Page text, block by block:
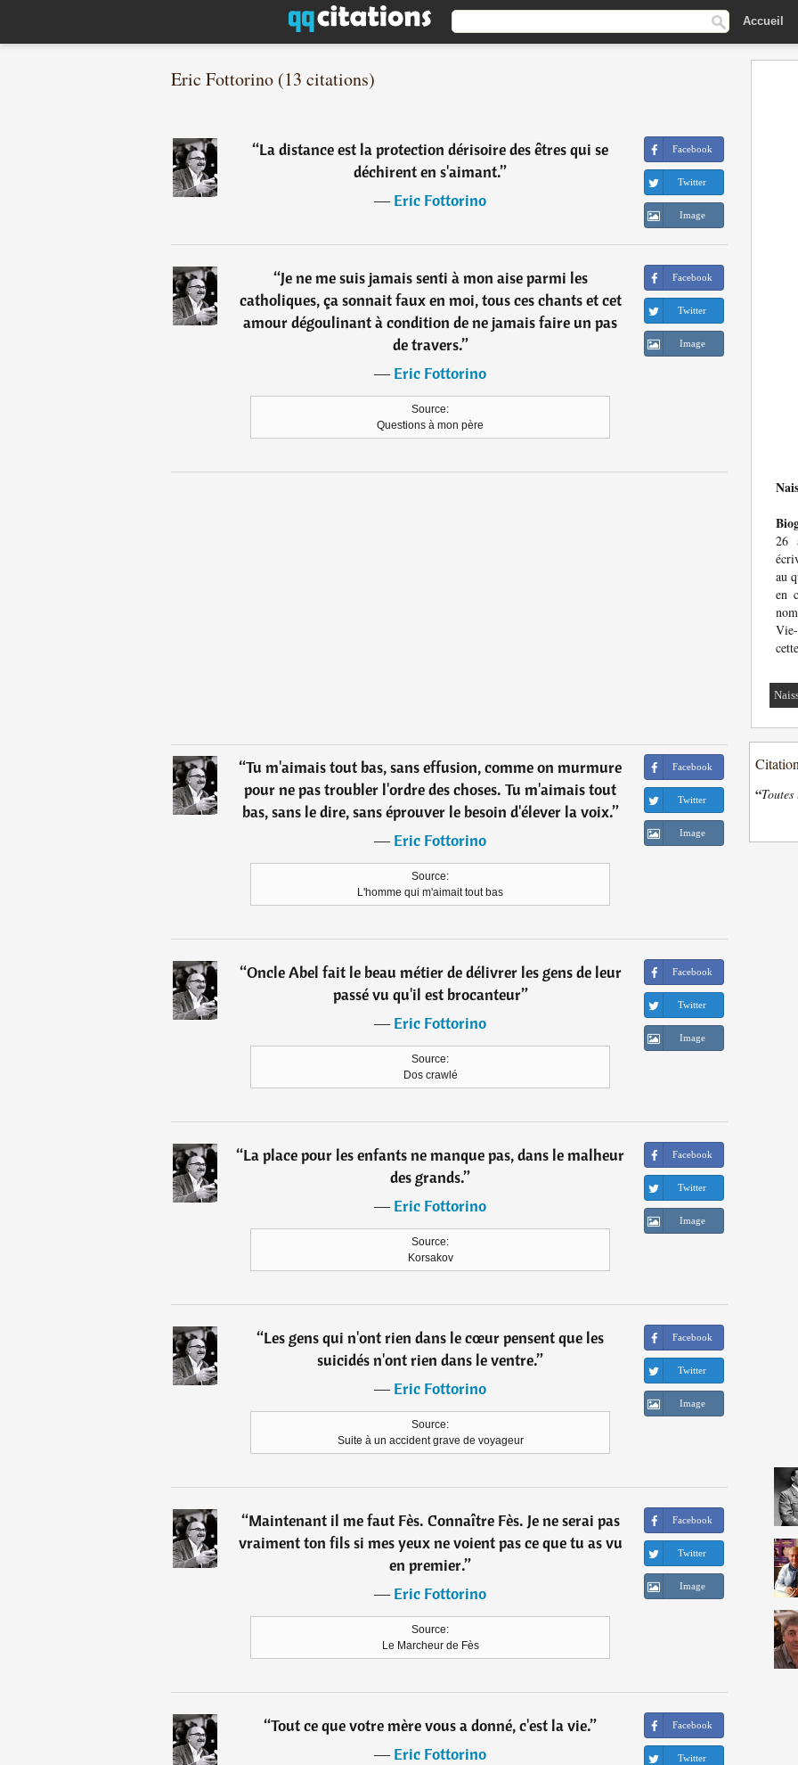
Accueil
Eric Fottorino (13 citations)
“La distance est la protection dérisoire des êtres qui se
déchirent en s'aimant.”
―Eric Fottorino
Facebook
Twitter
Image
“Je ne me suis jamais senti à mon aise parmi les
catholiques, ça sonnait faux en moi, tous ces chants et cet
amour dégoulinant à condition de ne jamais faire un pas
de travers.”
―Eric Fottorino
Source:
Questions à mon père
Facebook
Twitter
Image
“Tu m'aimais tout bas, sans effusion, comme on murmure
pour ne pas troubler l'ordre des choses. Tu m'aimais tout
bas, sans le dire, sans éprouver le besoin d'élever la voix.”
―Eric Fottorino
Source:
L'homme qui m'aimait tout bas
Facebook
Twitter
Image
“Oncle Abel fait le beau métier de délivrer les gens de leur
passé vu qu'il est brocanteur”
―Eric Fottorino
Source:
Dos crawlé
Facebook
Twitter
Image
“La place pour les enfants ne manque pas, dans le malheur
des grands.”
―Eric Fottorino
Source:
Korsakov
Facebook
Twitter
Image
“Les gens qui n'ont rien dans le cœur pensent que les
suicidés n'ont rien dans le ventre.”
―Eric Fottorino
Source:
Suite à un accident grave de voyageur
Facebook
Twitter
Image
“Maintenant il me faut Fès. Connaître Fès. Je ne serai pas
vraiment ton fils si mes yeux ne voient pas ce que tu as vu
en premier.”
―Eric Fottorino
Source:
Le Marcheur de Fès
Facebook
Twitter
Image
“Tout ce que votre mère vous a donné, c'est la vie.”
―Eric Fottorino
Facebook
Twitter
26
au
en
“